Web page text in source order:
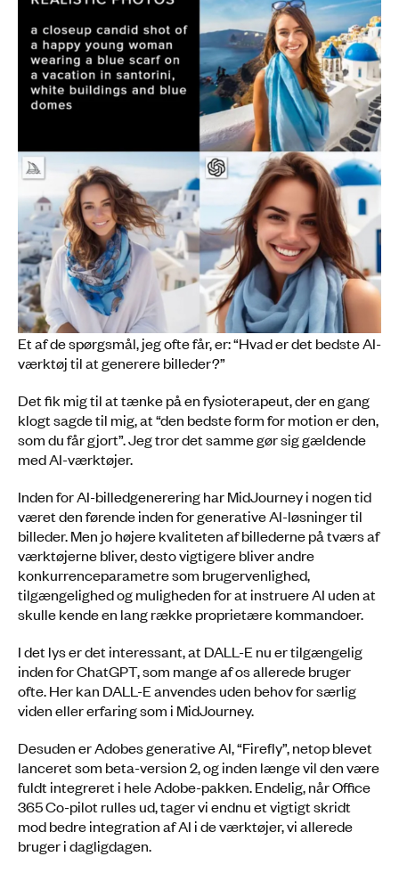
Et af de spørgsmål, jeg ofte får, er: “Hvad er det bedste AI-
værktøj til at generere billeder?”
Det fik mig til at tænke på en fysioterapeut, der en gang
klogt sagde til mig, at “den bedste form for motion er den,
som du får gjort”. Jeg tror det samme gør sig gældende
med AI-værktøjer.
Inden for AI-billedgenerering har MidJourney i nogen tid
været den førende inden for generative AI-løsninger til
billeder. Men jo højere kvaliteten af billederne på tværs af
værktøjerne bliver, desto vigtigere bliver andre
konkurrenceparametre som brugervenlighed,
tilgængelighed og muligheden for at instruere AI uden at
skulle kende en lang række proprietære kommandoer.
I det lys er det interessant, at DALL-E nu er tilgængelig
inden for ChatGPT, som mange af os allerede bruger
ofte. Her kan DALL-E anvendes uden behov for særlig
viden eller erfaring som i MidJourney.
Desuden er Adobes generative AI, “Firefly”, netop blevet
lanceret som beta-version 2, og inden længe vil den være
fuldt integreret i hele Adobe-pakken. Endelig, når Office
365 Co-pilot rulles ud, tager vi endnu et vigtigt skridt
mod bedre integration af AI i de værktøjer, vi allerede
bruger i dagligdagen.